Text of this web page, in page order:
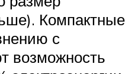
Компактные
с
возможность